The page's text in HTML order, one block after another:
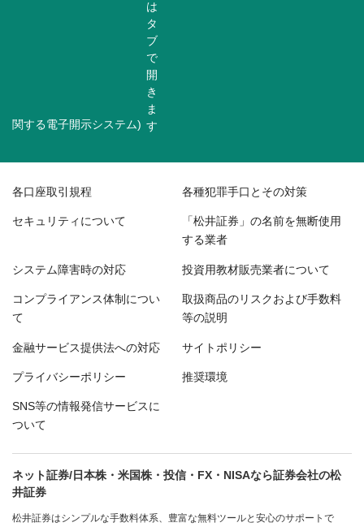
関する電子開示システム)
各口座取引規程 各種犯罪手口とその対策
セキュリティについて 「松井証券」の名前を無断使用
する業者
システム障害時の対応 投資用教材販売業者について
コンプライアンス体制につい
て
取扱商品のリスクおよび手数料
等の説明
金融サービス提供法への対応 サイトポリシー
プライバシーポリシー 推奨環境
SNS等の情報発信サービスに
ついて
ネット証券/日本株・米国株・投信・FX・NISAなら証券会社の松
井証券
松井証券はシンプルな手数料体系、豊富な無料ツールと安心のサポートで